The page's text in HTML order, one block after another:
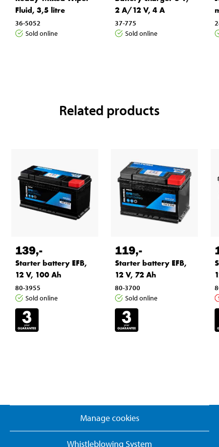
Fluid, 3,5 litre
36-5052
Sold online
2 A/12 V, 4 A
37-775
Sold online
Related products
139,-
Starter battery EFB,
12 V, 100 Ah
80-3955
Sold online
119,-
Starter battery EFB,
12 V, 72 Ah
80-3700
Sold online
Manage cookies
Whistleblowing System